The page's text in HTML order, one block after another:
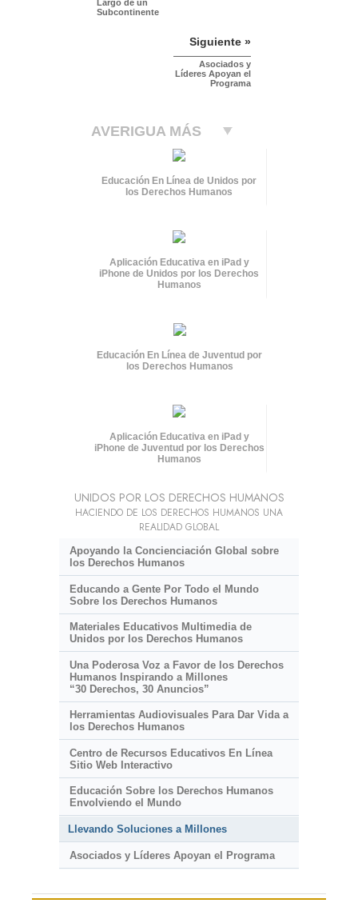
Largo de un
Subcontinente
Siguiente »
Asociados y
Líderes Apoyan el
Programa
AVERIGUA MÁS
Educación En Línea de Unidos por
los Derechos Humanos
Aplicación Educativa en iPad y
iPhone de Unidos por los Derechos
Humanos
Educación En Línea de Juventud por
los Derechos Humanos
Aplicación Educativa en iPad y
iPhone de Juventud por los Derechos
Humanos
UNIDOS POR LOS DERECHOS HUMANOS
HACIENDO DE LOS DERECHOS HUMANOS UNA
REALIDAD GLOBAL
Apoyando la Concienciación Global sobre
los Derechos Humanos
Educando a Gente Por Todo el Mundo
Sobre los Derechos Humanos
Materiales Educativos Multimedia de
Unidos por los Derechos Humanos
Una Poderosa Voz a Favor de los Derechos
Humanos Inspirando a Millones
“30 Derechos, 30 Anuncios”
Herramientas Audiovisuales Para Dar Vida a
los Derechos Humanos
Centro de Recursos Educativos En Línea
Sitio Web Interactivo
Educación Sobre los Derechos Humanos
Envolviendo el Mundo
Llevando Soluciones a Millones
Asociados y Líderes Apoyan el Programa